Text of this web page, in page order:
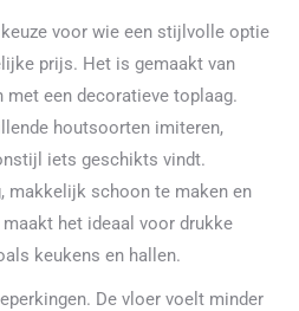
voor wie een stijlvolle optie
prijs. Het is gemaakt van
met een decoratieve toplaag.
houtsoorten imiteren,
iets geschikts vindt.
makkelijk schoon te maken en
het ideaal voor drukke
keukens en hallen.
De vloer voelt minder